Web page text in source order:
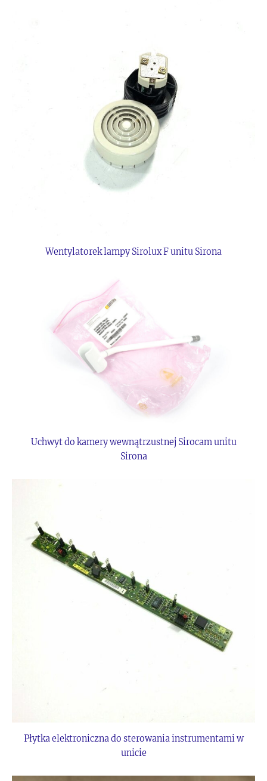
Wentylatorek lampy Sirolux F unitu Sirona
Uchwyt do kamery wewnątrzustnej Sirocam unitu
Sirona
Płytka elektroniczna do sterowania instrumentami w
unicie